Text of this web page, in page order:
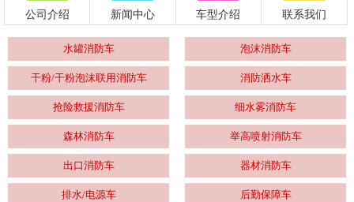
公司介绍 新闻中心 车型介绍 联系我们
水罐消防车 泡沫消防车
干粉/干粉泡沫联用消防车 消防洒水车
抢险救援消防车 细水雾消防车
森林消防车 举高喷射消防车
出口消防车 器材消防车
排水/电源车 后勤保障车